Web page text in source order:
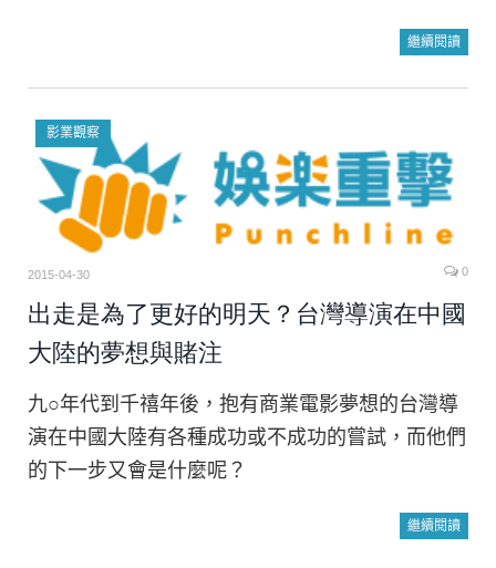
繼續閱讀
影業觀察
2015-04-30 0
出走是為了更好的明天？台灣導演在中國
大陸的夢想與賭注
九○年代到千禧年後，抱有商業電影夢想的台灣導
演在中國大陸有各種成功或不成功的嘗試，而他們
的下一步又會是什麼呢？
繼續閱讀